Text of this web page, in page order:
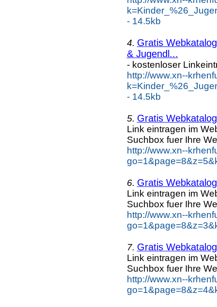
- 14.5kb
4. Gratis
& Jugendl...
- kostenloser
http://www.xn--
- 14.5kb
5. Gratis
Link eintragen im
Suchbox fuer Ihre
http://www.xn--
6. Gratis
Link eintragen im
Suchbox fuer Ihre
http://www.xn--
7. Gratis
Link eintragen im
Suchbox fuer Ihre
http://www.xn--